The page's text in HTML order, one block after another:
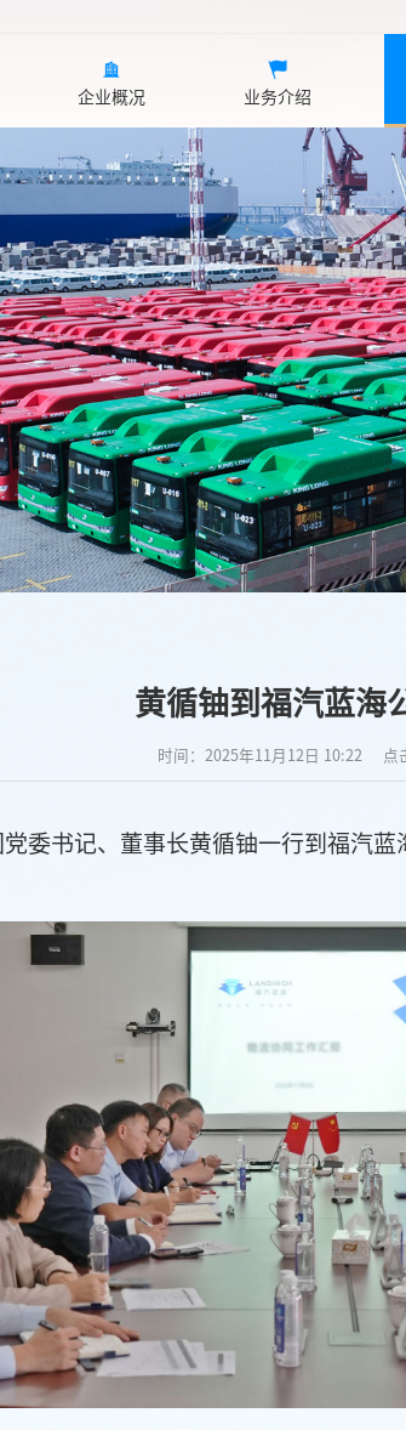
企业概况 业务介绍
黄循铀到福汽蓝海
时间：2025年11月12日 10:22 点
委书记、董事长黄循铀一行到福汽